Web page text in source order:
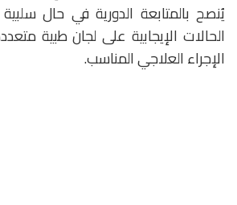
يُنصح بالمتابعة الدورية في حال
الحالات الإيجابية على لجان طبية
الإجراء العلاجي المناسب.